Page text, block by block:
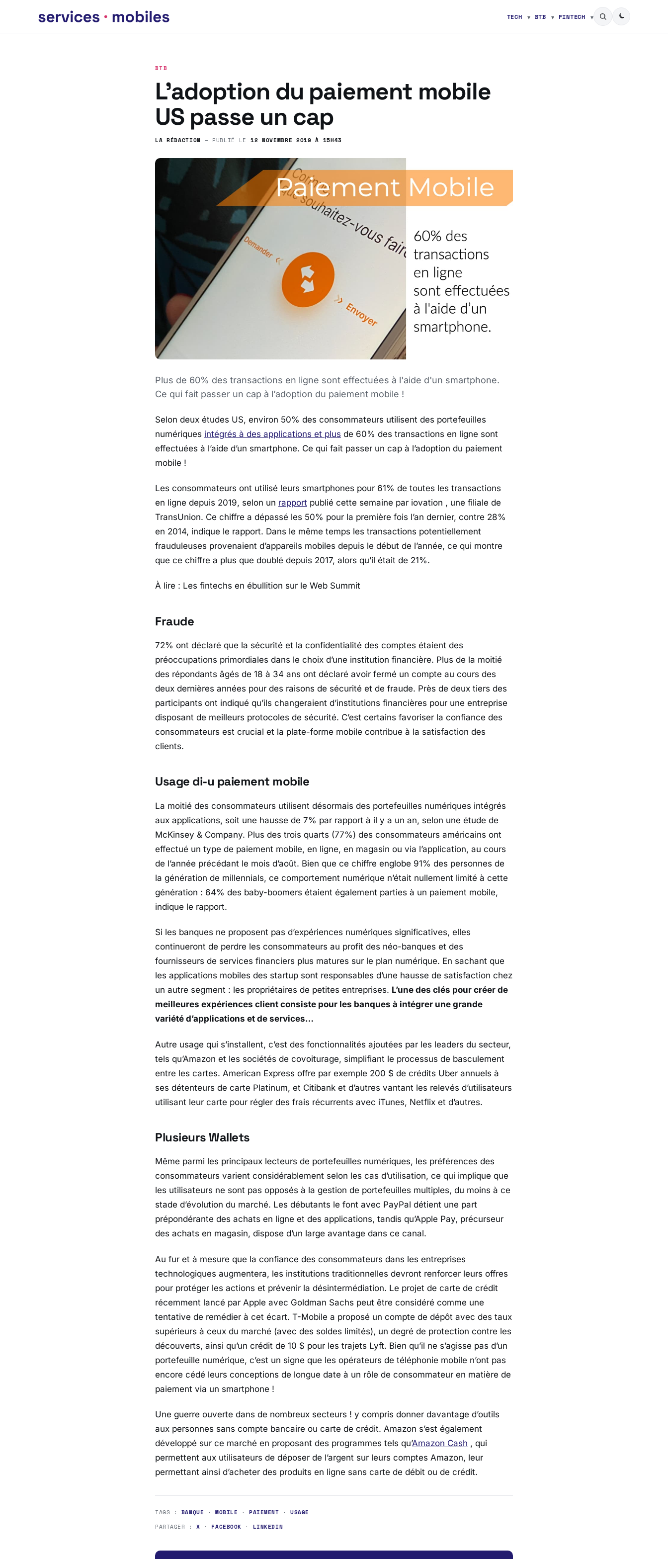
TECH BTB FINTECH
BTB
L’adoption du paiement mobile
US passe un cap
LA RÉDACTION — PUBLIÉ LE 12 NOVEMBRE 2019 À 15H43
Plus de 60% des transactions en ligne sont effectuées à l'aide d'un smartphone.
Ce qui fait passer un cap à l’adoption du paiement mobile !
Selon deux études US, environ 50% des consommateurs utilisent des portefeuilles
numériques intégrés à des applications et plus de 60% des transactions en ligne sont
effectuées à l’aide d’un smartphone. Ce qui fait passer un cap à l’adoption du paiement
mobile !
Les consommateurs ont utilisé leurs smartphones pour 61% de toutes les transactions
en ligne depuis 2019, selon un rapport publié cette semaine par iovation , une filiale de
TransUnion. Ce chiffre a dépassé les 50% pour la première fois l’an dernier, contre 28%
en 2014, indique le rapport. Dans le même temps les transactions potentiellement
frauduleuses provenaient d’appareils mobiles depuis le début de l’année, ce qui montre
que ce chiffre a plus que doublé depuis 2017, alors qu’il était de 21%.
À lire : Les fintechs en ébullition sur le Web Summit
Fraude
72% ont déclaré que la sécurité et la confidentialité des comptes étaient des
préoccupations primordiales dans le choix d’une institution financière. Plus de la moitié
des répondants âgés de 18 à 34 ans ont déclaré avoir fermé un compte au cours des
deux dernières années pour des raisons de sécurité et de fraude. Près de deux tiers des
participants ont indiqué qu’ils changeraient d’institutions financières pour une entreprise
disposant de meilleurs protocoles de sécurité. C’est certains favoriser la confiance des
consommateurs est crucial et la plate-forme mobile contribue à la satisfaction des
clients.
Usage di-u paiement mobile
La moitié des consommateurs utilisent désormais des portefeuilles numériques intégrés
aux applications, soit une hausse de 7% par rapport à il y a un an, selon une étude de
McKinsey & Company. Plus des trois quarts (77%) des consommateurs américains ont
effectué un type de paiement mobile, en ligne, en magasin ou via l’application, au cours
de l’année précédant le mois d’août. Bien que ce chiffre englobe 91% des personnes de
la génération de millennials, ce comportement numérique n’était nullement limité à cette
génération : 64% des baby-boomers étaient également parties à un paiement mobile,
indique le rapport.
Si les banques ne proposent pas d’expériences numériques significatives, elles
continueront de perdre les consommateurs au profit des néo-banques et des
fournisseurs de services financiers plus matures sur le plan numérique. En sachant que
les applications mobiles des startup sont responsables d’une hausse de satisfaction chez
un autre segment : les propriétaires de petites entreprises. L’une des clés pour créer de
meilleures expériences client consiste pour les banques à intégrer une grande
variété d’applications et de services…
Autre usage qui s’installent, c’est des fonctionnalités ajoutées par les leaders du secteur,
tels qu’Amazon et les sociétés de covoiturage, simplifiant le processus de basculement
entre les cartes. American Express offre par exemple 200 $ de crédits Uber annuels à
ses détenteurs de carte Platinum, et Citibank et d’autres vantant les relevés d’utilisateurs
utilisant leur carte pour régler des frais récurrents avec iTunes, Netflix et d’autres.
Plusieurs Wallets
Même parmi les principaux lecteurs de portefeuilles numériques, les préférences des
consommateurs varient considérablement selon les cas d’utilisation, ce qui implique que
les utilisateurs ne sont pas opposés à la gestion de portefeuilles multiples, du moins à ce
stade d’évolution du marché. Les débutants le font avec PayPal détient une part
prépondérante des achats en ligne et des applications, tandis qu’Apple Pay, précurseur
des achats en magasin, dispose d’un large avantage dans ce canal.
Au fur et à mesure que la confiance des consommateurs dans les entreprises
technologiques augmentera, les institutions traditionnelles devront renforcer leurs offres
pour protéger les actions et prévenir la désintermédiation. Le projet de carte de crédit
récemment lancé par Apple avec Goldman Sachs peut être considéré comme une
tentative de remédier à cet écart. T-Mobile a proposé un compte de dépôt avec des taux
supérieurs à ceux du marché (avec des soldes limités), un degré de protection contre les
découverts, ainsi qu’un crédit de 10 $ pour les trajets Lyft. Bien qu’il ne s’agisse pas d’un
portefeuille numérique, c’est un signe que les opérateurs de téléphonie mobile n’ont pas
encore cédé leurs conceptions de longue date à un rôle de consommateur en matière de
paiement via un smartphone !
Une guerre ouverte dans de nombreux secteurs ! y compris donner davantage d’outils
aux personnes sans compte bancaire ou carte de crédit. Amazon s’est également
développé sur ce marché en proposant des programmes tels qu’Amazon Cash , qui
permettent aux utilisateurs de déposer de l’argent sur leurs comptes Amazon, leur
permettant ainsi d’acheter des produits en ligne sans carte de débit ou de crédit.
TAGS : BANQUE · MOBILE ·PAIEMENT ·USAGE
PARTAGER :X · FACEBOOK · LINKEDIN